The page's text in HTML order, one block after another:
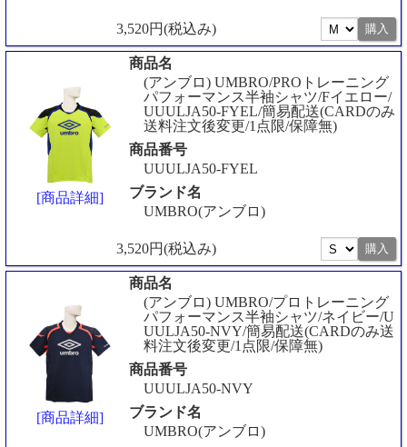
3,520円(税込み)
[商品詳細]
商品名
(アンブロ) UMBRO/PROトレーニング
パフォーマンス半袖シャツ/Fイエロー/
UUULJA50-FYEL/簡易配送(CARDのみ
送料注文後変更/1点限/保障無)
商品番号
UUULJA50-FYEL
ブランド名
UMBRO(アンブロ)
3,520円(税込み)
[商品詳細]
商品名
(アンブロ) UMBRO/プロトレーニング
パフォーマンス半袖シャツ/ネイビー/U
UULJA50-NVY/簡易配送(CARDのみ送
料注文後変更/1点限/保障無)
商品番号
UUULJA50-NVY
ブランド名
UMBRO(アンブロ)